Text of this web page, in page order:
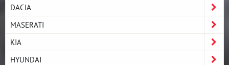
DACIA
MASERATI
KIA
HYUNDAI